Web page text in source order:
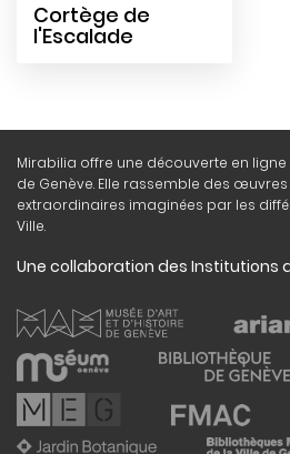
Cortège de
l'Escalade
Mirabilia offre une découverte en
de Genève. Elle rassemble des
extraordinaires imaginées par les
Ville.
Une collaboration des Institutions